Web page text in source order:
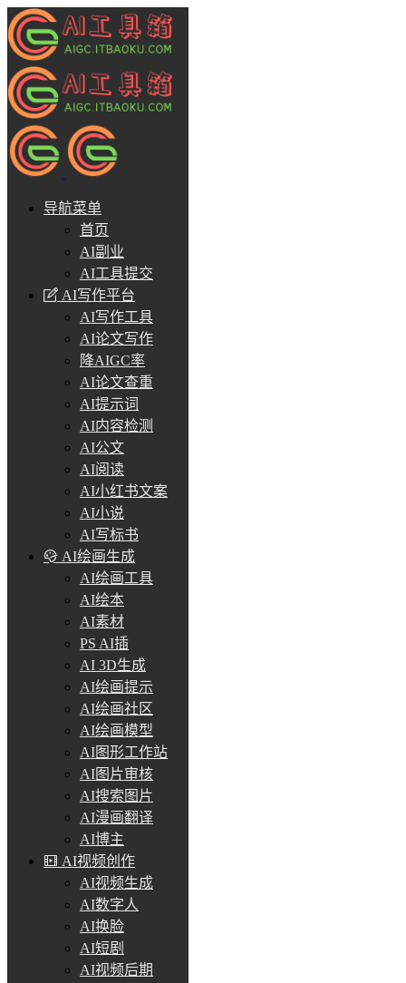
导航菜单
首页
AI副业
AI工具提交
AI写作平台
AI写作工具
AI论文写作
降AIGC率
AI论文查重
AI提示词
AI内容检测
AI公文
AI阅读
AI小红书文案
AI小说
AI写标书
AI绘画生成
AI绘画工具
AI绘本
AI素材
PS AI插
AI 3D生成
AI绘画提示
AI绘画社区
AI绘画模型
AI图形工作站
AI图片审核
AI搜索图片
AI漫画翻译
AI博主
AI视频创作
AI视频生成
AI数字人
AI换脸
AI短剧
AI视频后期